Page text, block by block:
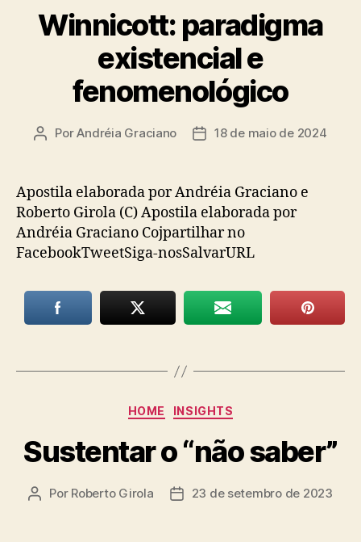
Winnicott: paradigma
existencial e
fenomenológico
Autor
PorAndréia Graciano
Data18 de maio de 2024
Apostila elaborada por Andréia Graciano e
Roberto Girola (C) Apostila elaborada por
Andréia Graciano Cojpartilhar no
FacebookTweetSiga-nosSalvarURL
Categorias
HOME INSIGHTS
Sustentar o “não saber”
Autor
Por Roberto Girola
Data23 de setembro de 2023